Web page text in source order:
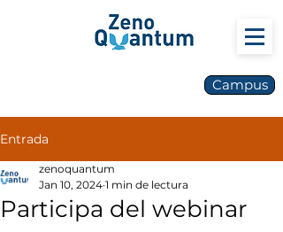
Campus
Entrada
Participa del webinar
zenoquantum
Jan 10, 2024 1 min de lectura